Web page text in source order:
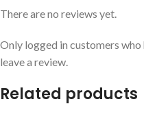
There are no reviews yet.
Only logged in customers
leave a review.
Related products